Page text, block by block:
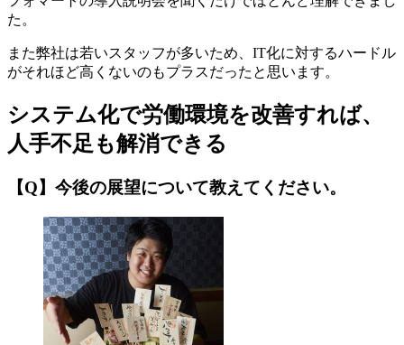
た。
また弊社は若いスタッフが多いため、IT化に対するハードル
がそれほど高くないのもプラスだったと思います。
システム化で労働環境を改善すれば、
人手不足も解消できる
【Q】今後の展望について教えてください。